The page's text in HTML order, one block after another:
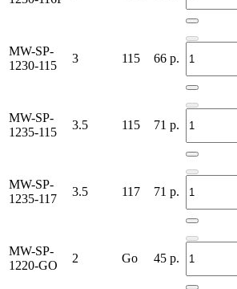
MW-SP-
1230-115
3 115 66 р.
MW-SP-
1235-115
3.5 115 71 р.
MW-SP-
1235-117
3.5 117 71 р.
MW-SP-
1220-GO
2 Go 45 р.